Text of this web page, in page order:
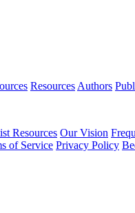
Resources Authors
Resources Our Vision
of Service Privacy Policy